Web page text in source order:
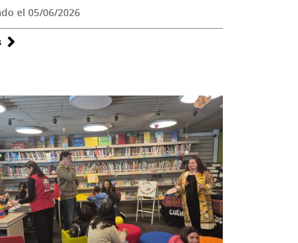
el 05/06/2026
sobre
Patrimonio
2026
suma
más
de
4
millones
500
mil